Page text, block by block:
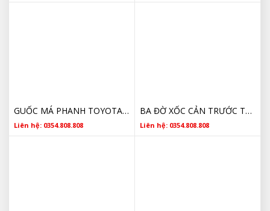
GUỐC MÁ PHANH TOYOTA VIOS 4654020080
Liên hệ: 0354.808.808
BA ĐỜ XỐC CẢN TRƯỚC TOYOTA VIOS 2014 2015 2016 2017 CHÍNH HÃNG
Liên hệ: 0354.808.808